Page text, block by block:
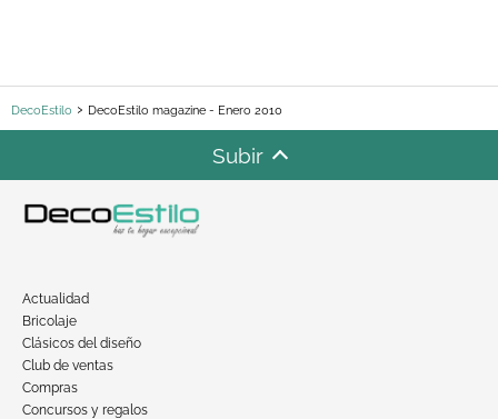
DecoEstilo DecoEstilo magazine - Enero 2010
Subir
Actualidad
Bricolaje
Clásicos del diseño
Club de ventas
Compras
Concursos y regalos